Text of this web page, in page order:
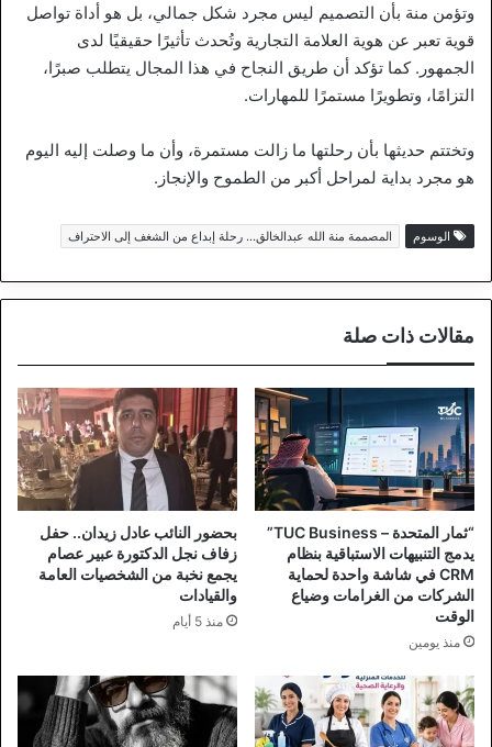
وتؤمن منة بأن التصميم ليس مجرد شكل جمالي، بل هو أداة تواصل
قوية تعبر عن هوية العلامة التجارية وتُحدث تأثيرًا حقيقيًا لدى
الجمهور. كما تؤكد أن طريق النجاح في هذا المجال يتطلب صبرًا،
التزامًا، وتطويرًا مستمرًا للمهارات.
وتختتم حديثها بأن رحلتها ما زالت مستمرة، وأن ما وصلت إليه اليوم
هو مجرد بداية لمراحل أكبر من الطموح والإنجاز.
الوسوم المصممة منة الله عبدالخالق… رحلة إبداع من الشغف إلى الاحتراف
مقالات ذات صلة
“ثمار المتحدة – TUC Business”
يدمج التنبيهات الاستباقية بنظام
CRM في شاشة واحدة لحماية
الشركات من الغرامات وضياع
الوقت
منذ يومين
بحضور النائب عادل زيدان.. حفل
زفاف نجل الدكتورة عبير عصام
يجمع نخبة من الشخصيات العامة
والقيادات
منذ 5 أيام